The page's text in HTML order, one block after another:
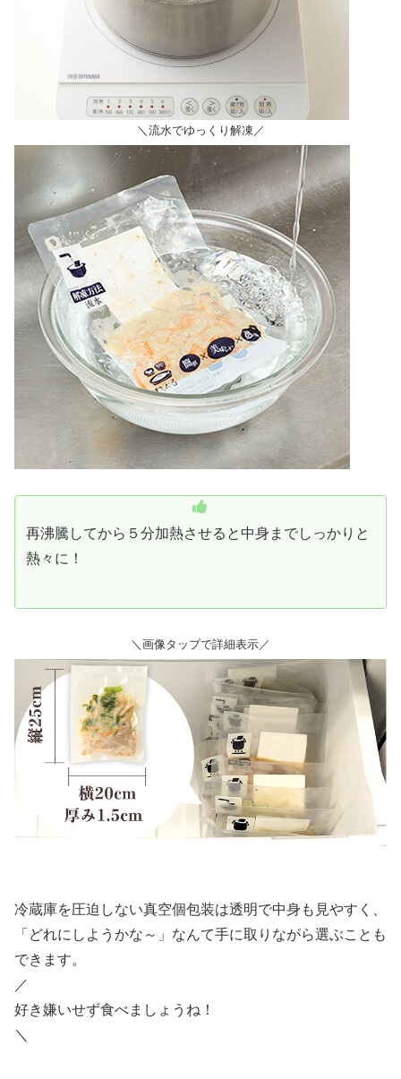
＼流水でゆっくり解凍／
再沸騰してから５分加熱させると中身までしっかりと
熱々に！
＼画像タップで詳細表示／
冷蔵庫を圧迫しない真空個包装は透明で中身も見やすく、
「どれにしようかな～」なんて手に取りながら選ぶことも
できます。
／
好き嫌いせず食べましょうね！
＼